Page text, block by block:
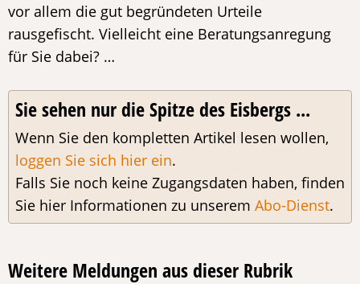
vor allem die gut begründeten Urteile
rausgefischt. Vielleicht eine Beratungsanregung
für Sie dabei? …
Sie sehen nur die Spitze des Eisbergs ...
Wenn Sie den kompletten Artikel lesen wollen,
loggen Sie sich hier ein.
Falls Sie noch keine Zugangsdaten haben, finden
Sie hier Informationen zu unserem Abo-Dienst.
Weitere Meldungen aus dieser Rubrik